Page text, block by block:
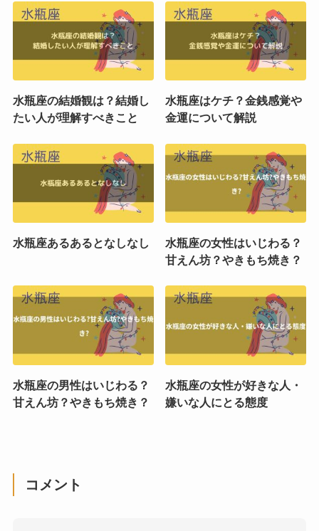
水瓶座の結婚観は？結婚し
たい人が理解すべきこと
水瓶座はケチ？金銭感覚や
金運について解説
水瓶座あるあるとなしなし
水瓶座の女性はいじわる？
甘えん坊？やきもち焼き？
水瓶座の男性はいじわる？
甘えん坊？やきもち焼き？
水瓶座の女性が好きな人・
嫌いな人にとる態度
コメント